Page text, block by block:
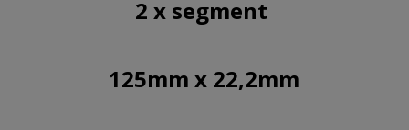
2 x segment
125mm x 22,2mm